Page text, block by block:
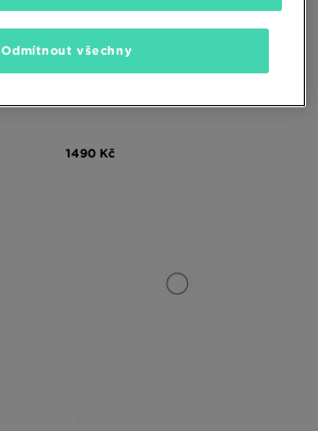
1490 Kč
Odmítnout všechny